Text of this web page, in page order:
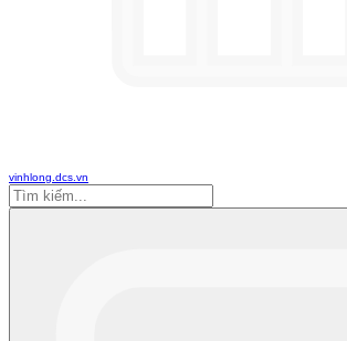
vinhlong.dcs.vn